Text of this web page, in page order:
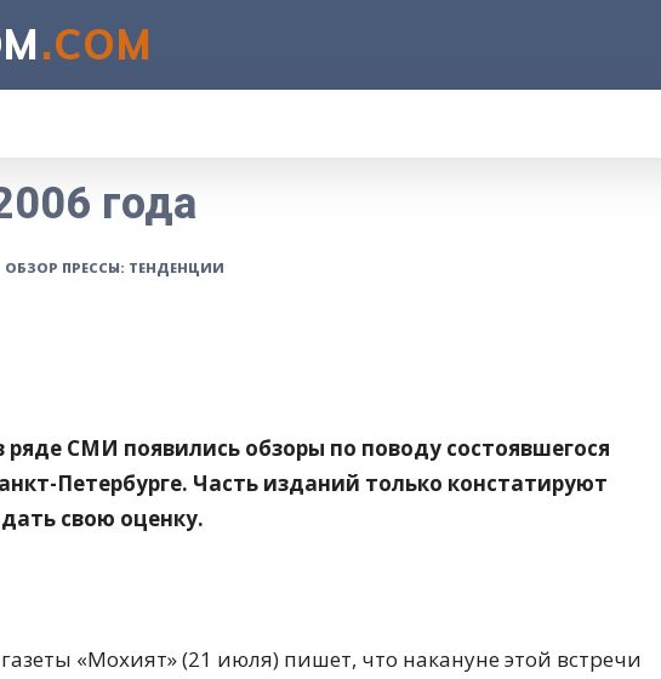
.COM
года
ОБЗОР ПРЕССЫ: ТЕНДЕНЦИИ
СМИ появились обзоры по поводу состоявшегося
Петербурге. Часть изданий только констатируют
свою оценку.
«Мохият» (21 июля) пишет, что накануне этой встречи